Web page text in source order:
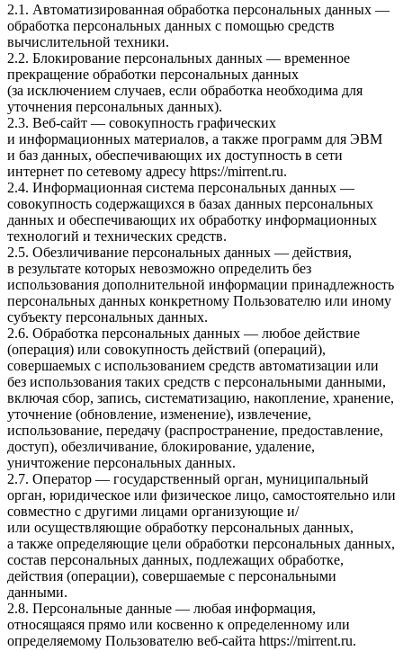
2.1. Автоматизированная обработка персональных данных —
обработка персональных данных с помощью средств
вычислительной техники.
2.2. Блокирование персональных данных — временное
прекращение обработки персональных данных
(за исключением случаев, если обработка необходима для
уточнения персональных данных).
2.3. Веб-сайт — совокупность графических
и информационных материалов, а также программ для ЭВМ
и баз данных, обеспечивающих их доступность в сети
интернет по сетевому адресу https://mirrent.ru.
2.4. Информационная система персональных данных —
совокупность содержащихся в базах данных персональных
данных и обеспечивающих их обработку информационных
технологий и технических средств.
2.5. Обезличивание персональных данных — действия,
в результате которых невозможно определить без
использования дополнительной информации принадлежность
персональных данных конкретному Пользователю или иному
субъекту персональных данных.
2.6. Обработка персональных данных — любое действие
(операция) или совокупность действий (операций),
совершаемых с использованием средств автоматизации или
без использования таких средств с персональными данными,
включая сбор, запись, систематизацию, накопление, хранение,
уточнение (обновление, изменение), извлечение,
использование, передачу (распространение, предоставление,
доступ), обезличивание, блокирование, удаление,
уничтожение персональных данных.
2.7. Оператор — государственный орган, муниципальный
орган, юридическое или физическое лицо, самостоятельно или
совместно с другими лицами организующие и/
или осуществляющие обработку персональных данных,
а также определяющие цели обработки персональных данных,
состав персональных данных, подлежащих обработке,
действия (операции), совершаемые с персональными
данными.
2.8. Персональные данные — любая информация,
относящаяся прямо или косвенно к определенному или
определяемому Пользователю веб-сайта https://mirrent.ru.